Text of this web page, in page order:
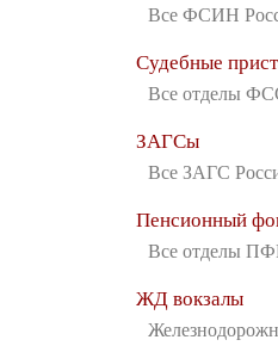
Все ФСИН
Судебные
Все отделы
ЗАГСы
Все ЗАГС
Пенсионный
Все отделы
ЖД вокзалы